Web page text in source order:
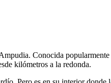
Conocida
kilómetros a la redonda.